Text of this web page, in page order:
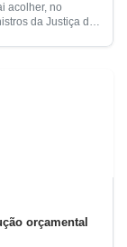
acolher, no
da Justiça da
orçamental